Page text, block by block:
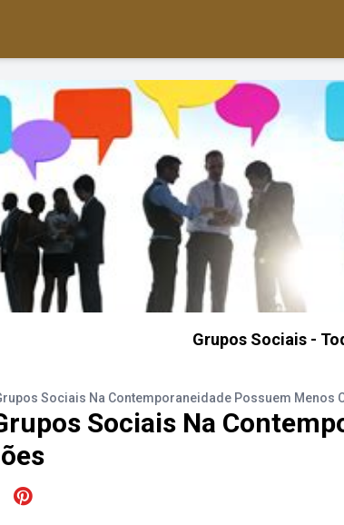
Grupos Sociais -
Sociais Na Contemporaneidade Possuem Menos
Sociais Na